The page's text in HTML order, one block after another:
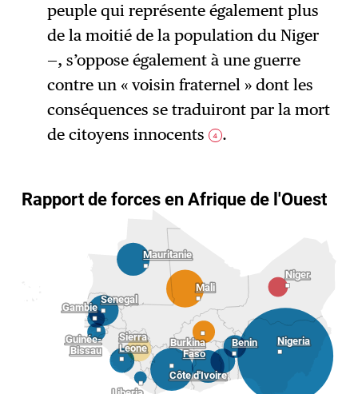
peuple qui représente également plus
de la moitié de la population du Niger
—, s’oppose également à une guerre
contre un « voisin fraternel » dont les
conséquences se traduiront par la mort
de citoyens innocents
4 .